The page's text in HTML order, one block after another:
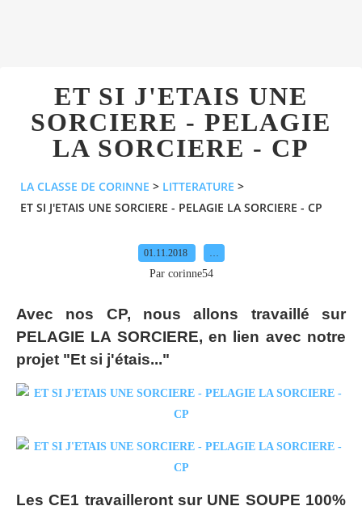
ET SI J'ETAIS UNE
SORCIERE - PELAGIE
LA SORCIERE - CP
LA CLASSE DE CORINNE > LITTERATURE >
ET SI J'ETAIS UNE SORCIERE - PELAGIE LA SORCIERE - CP
01.11.2018
Par corinne54
Avec nos CP, nous allons travaillé sur
PELAGIE LA SORCIERE, en lien avec notre
projet "Et si j'étais..."
Les CE1 travailleront sur UNE SOUPE 100%